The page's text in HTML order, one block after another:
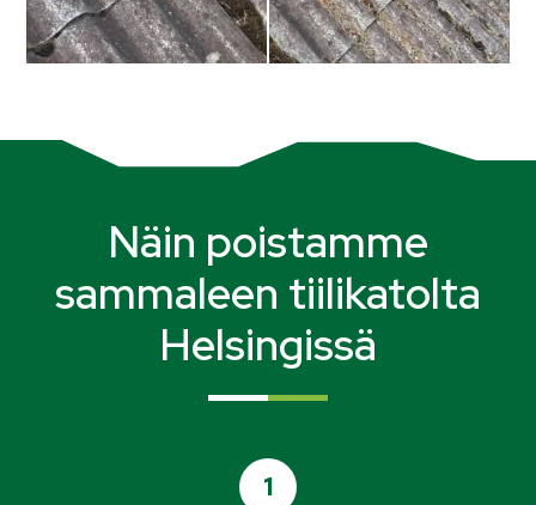
Näin poistamme
sammaleen tiilikatolta
Helsingissä
1